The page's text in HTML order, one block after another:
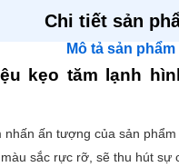
Chi tiết sản
Mô tả sản phẩm
kẹo tăm lạnh
nhấn ấn tượng của sản
sắc rực rỡ, sẽ thu hút sự
giá nào.
đầu tiên nhận xét “Kẹo
bạn sẽ không được hiển
buộc được đánh dấu*